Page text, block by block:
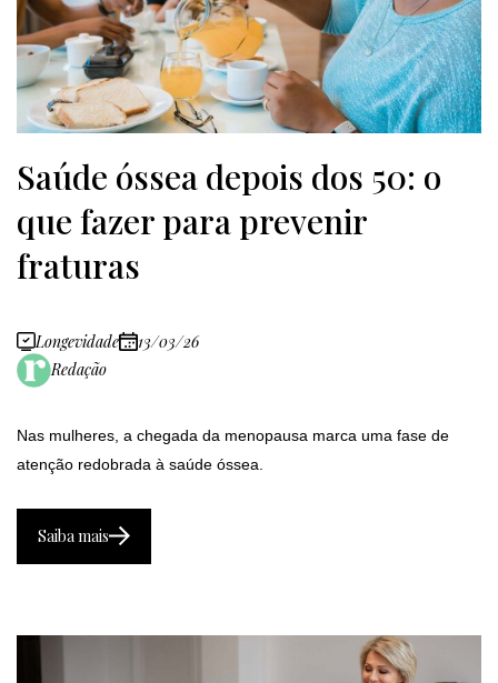
Saúde óssea depois dos 50: o
que fazer para prevenir
fraturas
Longevidade
13/03/26
Redação
Nas mulheres, a chegada da menopausa marca uma fase de
atenção redobrada à saúde óssea.
Saiba mais